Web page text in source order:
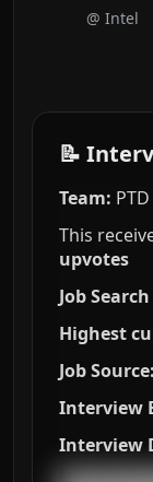
@ Intel
📝
Team:
This
upvotes
Job
Highest
Job Source:
Interview
Interview